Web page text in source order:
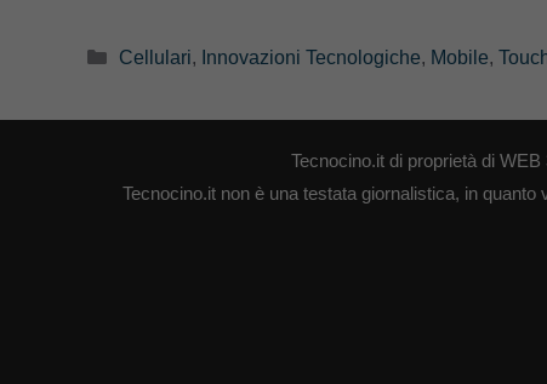
Categorie
Cellulari, Innovazioni Tecnologiche, Mobile,
Tecnocino.it di proprietà di
Tecnocino.it non è una testata giornalistica, in